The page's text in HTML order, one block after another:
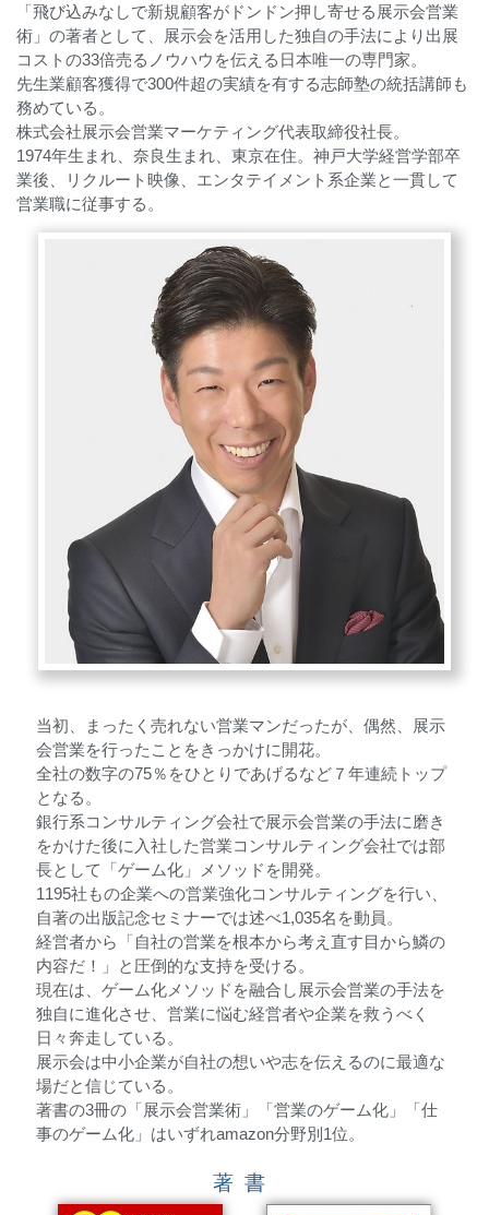
「飛び込みなしで新規顧客がドンドン押し寄せる展示会営業
術」の著者として、展示会を活用した独自の手法により出展
コストの33倍売るノウハウを伝える日本唯一の専門家。
先生業顧客獲得で300件超の実績を有する志師塾の統括講師も
務めている。
株式会社展示会営業マーケティング代表取締役社長。
1974年生まれ、奈良生まれ、東京在住。神戸大学経営学部卒
業後、リクルート映像、エンタテイメント系企業と一貫して
営業職に従事する。
当初、まったく売れない営業マンだったが、偶然、展示
会営業を行ったことをきっかけに開花。
全社の数字の75％をひとりであげるなど７年連続トップ
となる。
銀行系コンサルティング会社で展示会営業の手法に磨き
をかけた後に入社した営業コンサルティング会社では部
長として「ゲーム化」メソッドを開発。
1195社もの企業への営業強化コンサルティングを行い、
自著の出版記念セミナーでは述べ1,035名を動員。
経営者から「自社の営業を根本から考え直す目から鱗の
内容だ！」と圧倒的な支持を受ける。
現在は、ゲーム化メソッドを融合し展示会営業の手法を
独自に進化させ、営業に悩む経営者や企業を救うべく
日々奔走している。
展示会は中小企業が自社の想いや志を伝えるのに最適な
場だと信じている。
著書の3冊の「展示会営業術」「営業のゲーム化」「仕
事のゲーム化」はいずれamazon分野別1位。
著書